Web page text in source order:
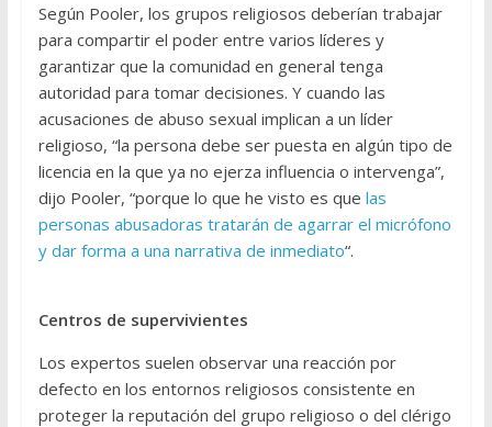
Según Pooler, los grupos religiosos deberían trabajar
para compartir el poder entre varios líderes y
garantizar que la comunidad en general tenga
autoridad para tomar decisiones. Y cuando las
acusaciones de abuso sexual implican a un líder
religioso, “la persona debe ser puesta en algún tipo de
licencia en la que ya no ejerza influencia o intervenga”,
dijo Pooler, “porque lo que he visto es que las
personas abusadoras tratarán de agarrar el micrófono
y dar forma a una narrativa de inmediato“.
Centros de supervivientes
Los expertos suelen observar una reacción por
defecto en los entornos religiosos consistente en
proteger la reputación del grupo religioso o del clérigo